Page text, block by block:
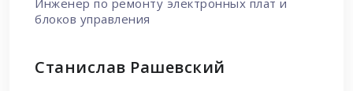
Инженер по ремонту электронных плат и
блоков управления
Станислав Рашевский